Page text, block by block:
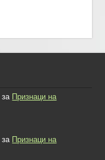
за Признаци на
за Признаци на